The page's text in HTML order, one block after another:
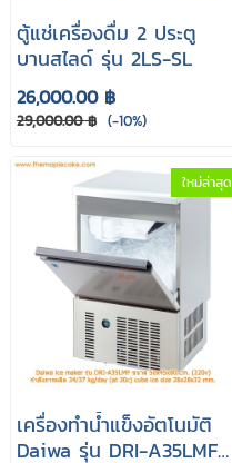
ตู้แช่เครื่องดื่ม 2 ประตู
บานสไลด์ รุ่น 2LS-SL
26,000.00 ฿
29,000.00 ฿ (-10%)
ใหม่ล่าสุด
เครื่องทำน้ำแข็งอัตโนมัติ
Daiwa รุ่น DRI-A35LMF